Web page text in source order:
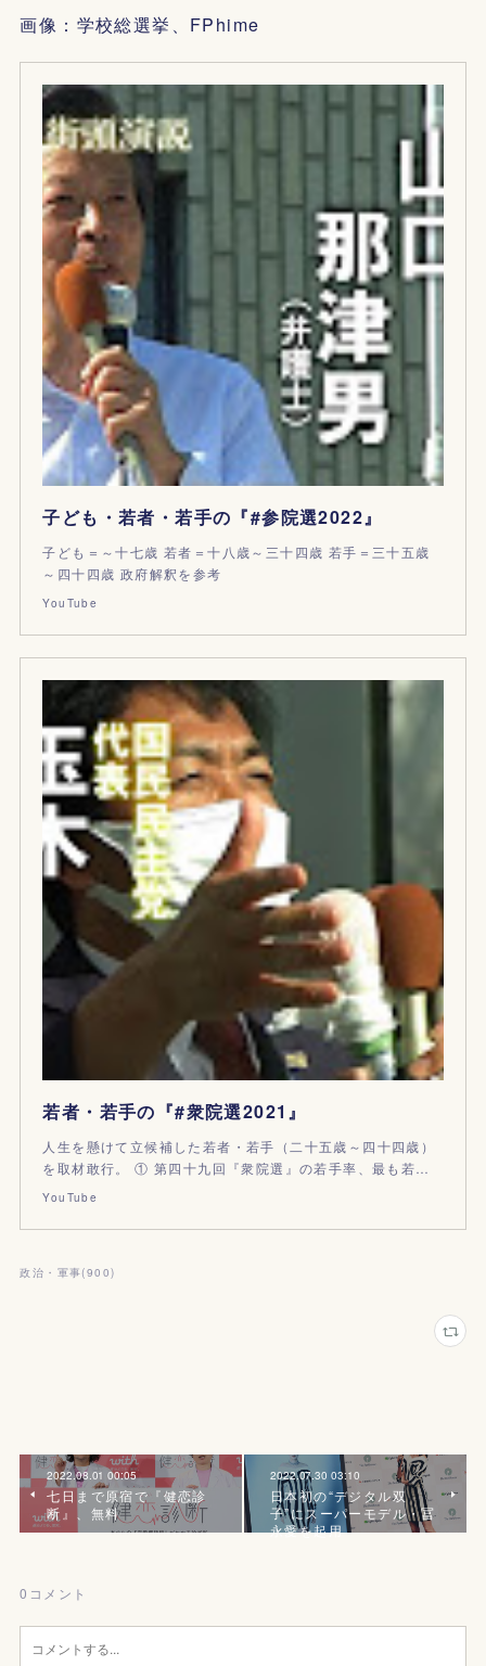
画像：学校総選挙、FPhime
子ども・若者・若手の『#参院選2022』
子ども＝～十七歳 若者＝十八歳～三十四歳 若手＝三十五歳
～四十四歳 政府解釈を参考
YouTube
若者・若手の『#衆院選2021』
人生を懸けて立候補した若者・若手（二十五歳～四十四歳）
を取材敢行。 ① 第四十九回『衆院選』の若手率、最も若…
YouTube
政治・軍事(900)
2022.08.01 00:05
七日まで原宿で『健恋診
断』、無料
2022.07.30 03:10
日本初の“デジタル双
子”にスーパーモデル・冨
永愛を起用
0 コメント